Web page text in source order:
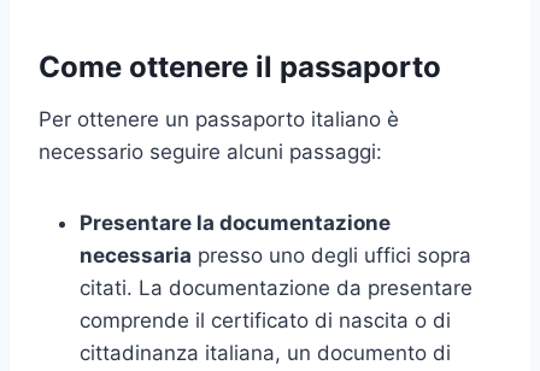
Come ottenere il passaporto
Per ottenere un passaporto italiano è
necessario seguire alcuni passaggi:
Presentare la documentazione
necessaria presso uno degli uffici sopra
citati. La documentazione da presentare
comprende il certificato di nascita o di
cittadinanza italiana, un documento di